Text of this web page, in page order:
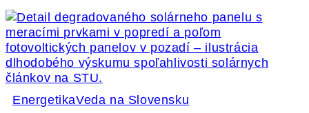
EnergetikaVeda na Slovensku